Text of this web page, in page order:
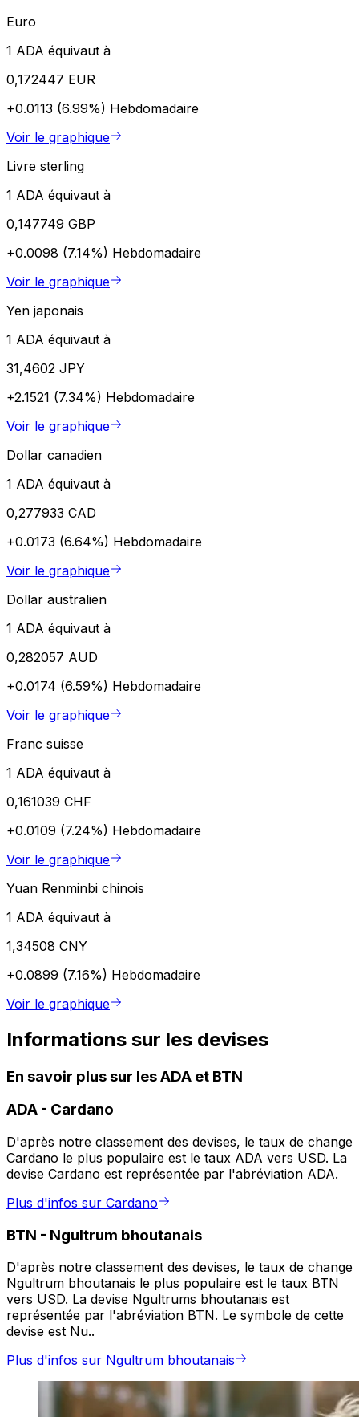
Euro
1 ADA équivaut à
0,172447 EUR
+0.0113 (6.99%) Hebdomadaire
Voir le graphique
Livre sterling
1 ADA équivaut à
0,147749 GBP
+0.0098 (7.14%) Hebdomadaire
Voir le graphique
Yen japonais
1 ADA équivaut à
31,4602 JPY
+2.1521 (7.34%) Hebdomadaire
Voir le graphique
Dollar canadien
1 ADA équivaut à
0,277933 CAD
+0.0173 (6.64%) Hebdomadaire
Voir le graphique
Dollar australien
1 ADA équivaut à
0,282057 AUD
+0.0174 (6.59%) Hebdomadaire
Voir le graphique
Franc suisse
1 ADA équivaut à
0,161039 CHF
+0.0109 (7.24%) Hebdomadaire
Voir le graphique
Yuan Renminbi chinois
1 ADA équivaut à
1,34508 CNY
+0.0899 (7.16%) Hebdomadaire
Voir le graphique
Informations sur les devises
En savoir plus sur les ADA et BTN
ADA - Cardano
D'après notre classement des devises, le taux de change
Cardano le plus populaire est le taux ADA vers USD. La
devise Cardano est représentée par l'abréviation ADA.
Plus d'infos sur Cardano
BTN - Ngultrum bhoutanais
D'après notre classement des devises, le taux de change
Ngultrum bhoutanais le plus populaire est le taux BTN
vers USD. La devise Ngultrums bhoutanais est
représentée par l'abréviation BTN. Le symbole de cette
devise est Nu..
Plus d'infos sur Ngultrum bhoutanais